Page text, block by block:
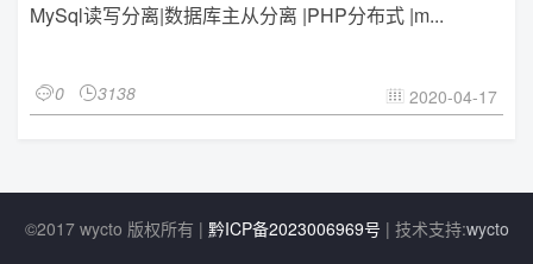
MySql读写分离|数据库主从分离 |PHP分布式 |m...
0 3138  2020-04-17
©2017 wycto 版权所有 | 黔ICP备2023006969号 | 技术支持:wycto